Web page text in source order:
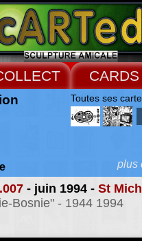
CARDS
- juin 1994 - St
Bosnie" - 1944 1994
Toutes ses
les
plus